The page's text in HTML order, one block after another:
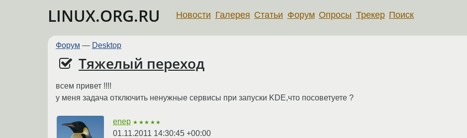
LINUX.ORG.RU Новости Галерея Статьи Форум Опросы Трекер Поиск
Форум — Desktop
Тяжелый переход
всем привет !!!!
у меня задача отключить ненужные сервисы при запуски KDE,что посоветуете ?
enep ★★★★★
01.11.2011 14:30:45 +00:00